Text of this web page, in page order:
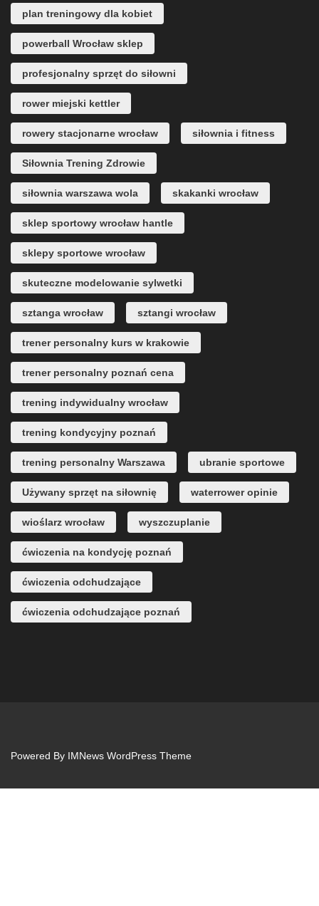
plan treningowy dla kobiet
powerball Wrocław sklep
profesjonalny sprzęt do siłowni
rower miejski kettler
rowery stacjonarne wrocław siłownia i fitness
Siłownia Trening Zdrowie
siłownia warszawa wola skakanki wrocław
sklep sportowy wrocław hantle
sklepy sportowe wrocław
skuteczne modelowanie sylwetki
sztanga wrocław sztangi wrocław
trener personalny kurs w krakowie
trener personalny poznań cena
trening indywidualny wrocław
trening kondycyjny poznań
trening personalny Warszawa ubranie sportowe
Używany sprzęt na siłownię waterrower opinie
wioślarz wrocław wyszczuplanie
ćwiczenia na kondycję poznań
ćwiczenia odchudzające
ćwiczenia odchudzające poznań
Powered By IMNews WordPress Theme